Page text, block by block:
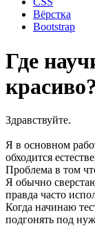
Вёрстка
Bootstrap
Где
красиво?
Здравствуйте.
Я в основном
обходится
Проблема в том
Я обычно
правда часто
Когда начинаю
подгонять под